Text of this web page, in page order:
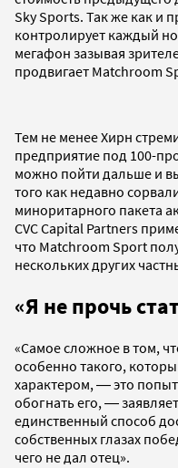
Sky Sports. Так же как и
контролирует каждый
мегафон зазывая
продвигает Matchroom
Тем не менее Хирн
предприятие под 100-
можно пойти дальше и
того как недавно
миноритарного пакета
CVC Capital Partners
что Matchroom Sport
нескольких других
«Я не прочь
«Самое сложное в том,
особенно такого,
характером, ― это
обогнать его, ―
единственный способ
собственных глазах
чего не дал отец».